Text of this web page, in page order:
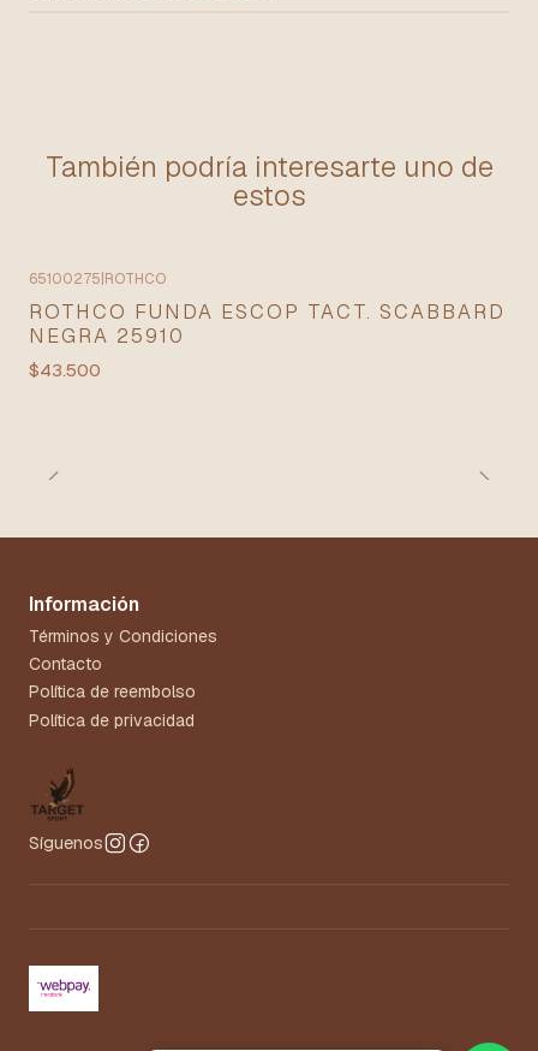
También podría interesarte uno de
estos
65100275 ROTHCO
ROTHCO FUNDA ESCOP TACT. SCABBARD
NEGRA 25910
$43.500
Información
Términos y Condiciones
Contacto
Política de reembolso
Política de privacidad
Síguenos